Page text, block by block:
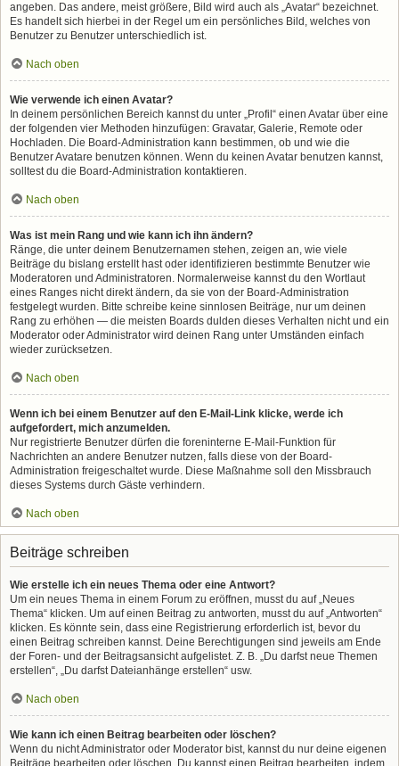
angeben. Das andere, meist größere, Bild wird auch als „Avatar“ bezeichnet.
Es handelt sich hierbei in der Regel um ein persönliches Bild, welches von
Benutzer zu Benutzer unterschiedlich ist.
Nach oben
Wie verwende ich einen Avatar?
In deinem persönlichen Bereich kannst du unter „Profil“ einen Avatar über eine
der folgenden vier Methoden hinzufügen: Gravatar, Galerie, Remote oder
Hochladen. Die Board-Administration kann bestimmen, ob und wie die
Benutzer Avatare benutzen können. Wenn du keinen Avatar benutzen kannst,
solltest du die Board-Administration kontaktieren.
Nach oben
Was ist mein Rang und wie kann ich ihn ändern?
Ränge, die unter deinem Benutzernamen stehen, zeigen an, wie viele
Beiträge du bislang erstellt hast oder identifizieren bestimmte Benutzer wie
Moderatoren und Administratoren. Normalerweise kannst du den Wortlaut
eines Ranges nicht direkt ändern, da sie von der Board-Administration
festgelegt wurden. Bitte schreibe keine sinnlosen Beiträge, nur um deinen
Rang zu erhöhen — die meisten Boards dulden dieses Verhalten nicht und ein
Moderator oder Administrator wird deinen Rang unter Umständen einfach
wieder zurücksetzen.
Nach oben
Wenn ich bei einem Benutzer auf den E-Mail-Link klicke, werde ich
aufgefordert, mich anzumelden.
Nur registrierte Benutzer dürfen die foreninterne E-Mail-Funktion für
Nachrichten an andere Benutzer nutzen, falls diese von der Board-
Administration freigeschaltet wurde. Diese Maßnahme soll den Missbrauch
dieses Systems durch Gäste verhindern.
Nach oben
Beiträge schreiben
Wie erstelle ich ein neues Thema oder eine Antwort?
Um ein neues Thema in einem Forum zu eröffnen, musst du auf „Neues
Thema“ klicken. Um auf einen Beitrag zu antworten, musst du auf „Antworten“
klicken. Es könnte sein, dass eine Registrierung erforderlich ist, bevor du
einen Beitrag schreiben kannst. Deine Berechtigungen sind jeweils am Ende
der Foren- und der Beitragsansicht aufgelistet. Z. B. „Du darfst neue Themen
erstellen“, „Du darfst Dateianhänge erstellen“ usw.
Nach oben
Wie kann ich einen Beitrag bearbeiten oder löschen?
Wenn du nicht Administrator oder Moderator bist, kannst du nur deine eigenen
Beiträge bearbeiten oder löschen. Du kannst einen Beitrag bearbeiten, indem